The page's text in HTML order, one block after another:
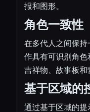
报和图形。
角色一致性
在多代人之间保持
作具有可识别角
吉祥物、故事板和
基于区域的
通过基于区域的